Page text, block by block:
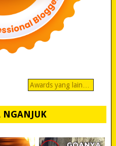
Awards yang lain…
NGANJUK